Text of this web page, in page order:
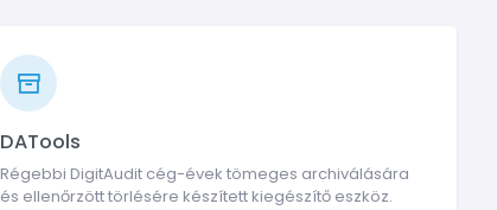
DATools
Régebbi DigitAudit cég-évek tömeges archiválására
és ellenőrzött törlésére készített kiegészítő eszköz.